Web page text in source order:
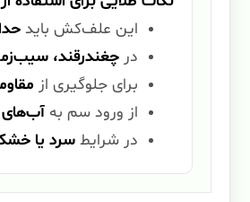
این علف‌کش باید حداکثر ۳۰
در چغندرقند،
برای جلوگیری از
از ورود سم به
در شرایط سرد یا